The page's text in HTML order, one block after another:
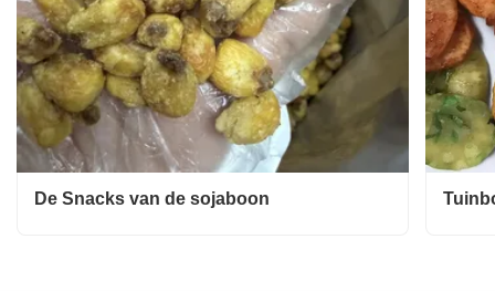
De Snacks van de sojaboon